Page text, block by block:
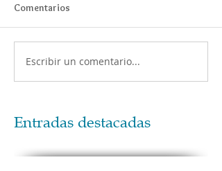
Comentarios
Escribir un comentario...
Entradas destacadas